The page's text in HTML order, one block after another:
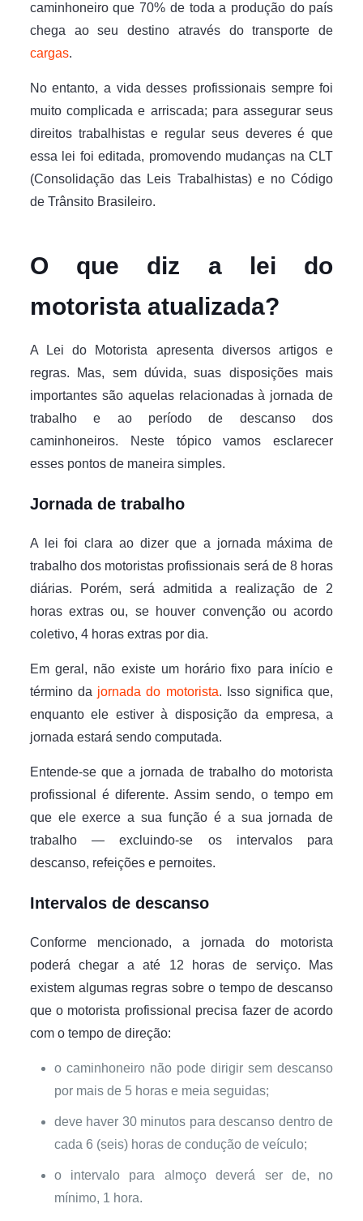
caminhoneiro que 70% de toda a produção do país
chega ao seu destino através do transporte de
cargas.
No entanto, a vida desses profissionais sempre foi
muito complicada e arriscada; para assegurar seus
direitos trabalhistas e regular seus deveres é que
essa lei foi editada, promovendo mudanças na CLT
(Consolidação das Leis Trabalhistas) e no Código
de Trânsito Brasileiro.
O que diz a lei do
motorista atualizada?
A Lei do Motorista apresenta diversos artigos e
regras. Mas, sem dúvida, suas disposições mais
importantes são aquelas relacionadas à jornada de
trabalho e ao período de descanso dos
caminhoneiros. Neste tópico vamos esclarecer
esses pontos de maneira simples.
Jornada de trabalho
A lei foi clara ao dizer que a jornada máxima de
trabalho dos motoristas profissionais será de 8 horas
diárias. Porém, será admitida a realização de 2
horas extras ou, se houver convenção ou acordo
coletivo, 4 horas extras por dia.
Em geral, não existe um horário fixo para início e
término da jornada do motorista. Isso significa que,
enquanto ele estiver à disposição da empresa, a
jornada estará sendo computada.
Entende-se que a jornada de trabalho do motorista
profissional é diferente. Assim sendo, o tempo em
que ele exerce a sua função é a sua jornada de
trabalho — excluindo-se os intervalos para
descanso, refeições e pernoites.
Intervalos de descanso
Conforme mencionado, a jornada do motorista
poderá chegar a até 12 horas de serviço. Mas
existem algumas regras sobre o tempo de descanso
que o motorista profissional precisa fazer de acordo
com o tempo de direção:
o caminhoneiro não pode dirigir sem descanso
por mais de 5 horas e meia seguidas;
deve haver 30 minutos para descanso dentro de
cada 6 (seis) horas de condução de veículo;
o intervalo para almoço deverá ser de, no
mínimo, 1 hora.